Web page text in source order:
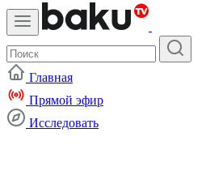
Главная
Прямой эфир
Исследовать